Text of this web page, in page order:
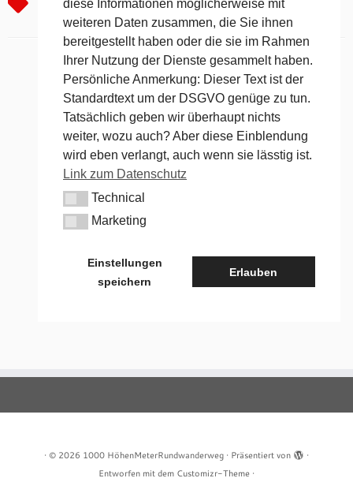
· © 2026 1000 HöhenMeterRundwanderweg · Präsentiert von
·
Entworfen mit dem Customizr-Theme ·
diese Informationen möglicherweise mit
weiteren Daten zusammen, die Sie ihnen
bereitgestellt haben oder die sie im Rahmen
Ihrer Nutzung der Dienste gesammelt haben.
Persönliche Anmerkung: Dieser Text ist der
Standardtext um der DSGVO genüge zu tun.
Tatsächlich geben wir überhaupt nichts
weiter, wozu auch? Aber diese Einblendung
wird eben verlangt, auch wenn sie lässtig ist.
Link zum Datenschutz
TechnicalTechnical
MarketingMarketing
Einstellungen
speichern
Erlauben